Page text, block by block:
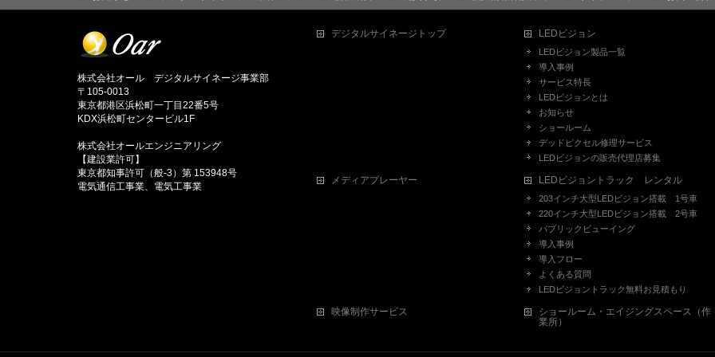
株式会社オール デジタルサイネージ事業部
〒105-0013
東京都港区浜松町一丁目22番5号
KDX浜松町センタービル1F
株式会社オールエンジニアリング
【建設業許可】
東京都知事許可（般-3）第 153948号
電気通信工事業、電気工事業
デジタルサイネージトップ LEDビジョン
LEDビジョン製品一覧
導入事例
サービス特長
LEDビジョンとは
お知らせ
ショールーム
デッドピクセル修理サービス
LEDビジョンの販売代理店募集
メディアプレーヤー LEDビジョントラック レンタル
203インチ大型LEDビジョン搭載 1号車
220インチ大型LEDビジョン搭載 2号車
パブリックビューイング
導入事例
導入フロー
よくある質問
LEDビジョントラック無料お見積もり
映像制作サービス
ショールーム・エイジングスペース（作
業所）